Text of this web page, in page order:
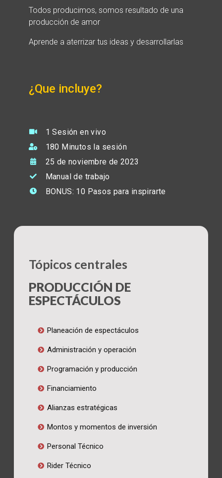
Todos producimos, somos resultado de una
producción de amor
Aprende a aterrizar tus ideas y desarrollarlas
¿Que incluye?
1 Sesión en vivo
180 Minutos la sesión
25 de noviembre de 2023
Manual de trabajo
BONUS: 10 Pasos para inspirarte
Tópicos centrales
PRODUCCIÓN DE
ESPECTÁCULOS
Planeación de espectáculos
Administración y operación
Programación y producción
Financiamiento
Alianzas estratégicas
Montos y momentos de inversión
Personal Técnico
Rider Técnico